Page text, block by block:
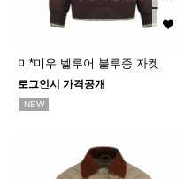
미*미우 벨루어 블루종 자켓
로그인시 가격공개
NEW